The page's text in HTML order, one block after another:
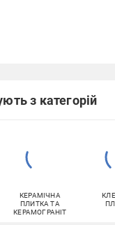
з категорій
КЕРАМІЧНА
ПЛИТКА ТА
КЕРАМОГРАНІТ